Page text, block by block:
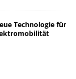
Technologie für